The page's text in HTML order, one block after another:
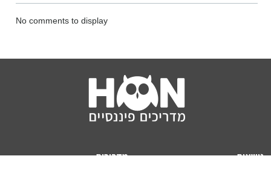
No comments to display
נושאים
מדריכים